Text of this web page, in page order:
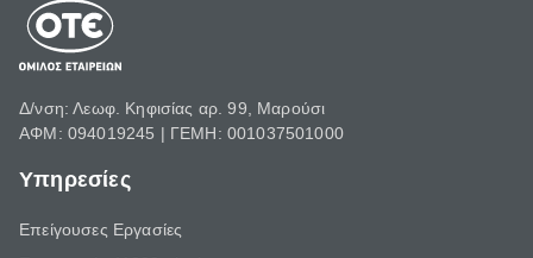
Δ/νση: Λεωφ. Κηφισίας αρ. 99, Μαρούσι
ΑΦΜ: 094019245 | ΓΕΜΗ: 001037501000
Υπηρεσίες
Επείγουσες Εργασίες